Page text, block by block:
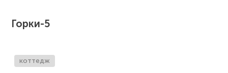
Горки-5
коттедж